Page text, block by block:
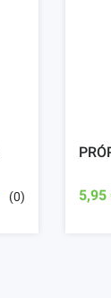
(0) 5,95